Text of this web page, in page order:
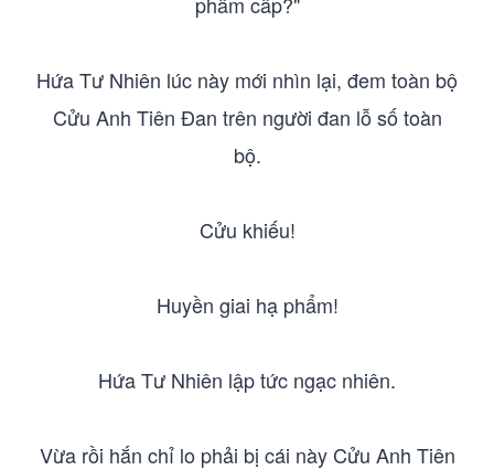
Hứa Tư Nhiên lúc này mới nhìn lại, đem toàn bộ
Cửu Anh Tiên Đan trên người đan lỗ số toàn
bộ.
Cửu khiếu!
Huyền giai hạ phẩm!
Hứa Tư Nhiên lập tức ngạc nhiên.
Vừa rồi hắn chỉ lo phải bị cái này Cửu Anh Tiên